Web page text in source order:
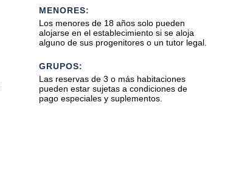
MENORES:
Los menores de 18 años solo pueden
alojarse en el establecimiento si se aloja
alguno de sus progenitores o un tutor legal.
GRUPOS:
Las reservas de 3 o más habitaciones
pueden estar sujetas a condiciones de
pago especiales y suplementos.